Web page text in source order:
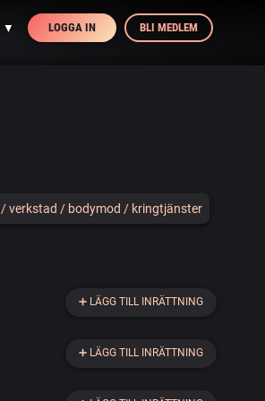
▼ LOGGA IN
BLI MEDLEM
/ verkstad / bodymod / kringtjänster
➕ LÄGG TILL INRÄTTNING
➕ LÄGG TILL INRÄTTNING